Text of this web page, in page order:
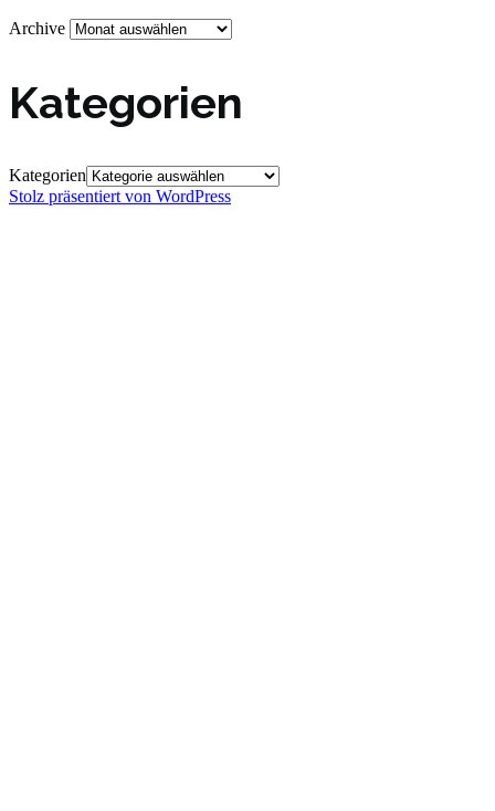
Archive
Kategorien
Kategorien
Stolz präsentiert von WordPress